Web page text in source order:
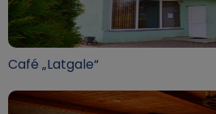
Café „Latgale“